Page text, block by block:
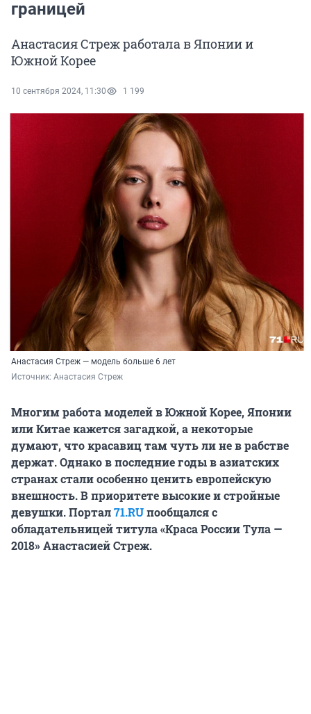
границей
Анастасия Стреж работала в Японии и
Южной Корее
10 сентября 2024, 11:30 1 199
Анастасия Стреж — модель больше 6 лет
Источник: Анастасия Стреж
Многим работамоделей в Южной Корее, Японии
или Китае кажется загадкой, а некоторые
думают, что красавиц там чуть ли не в рабстве
держат. Однако в последние годы в азиатских
странах стали особенно ценить европейскую
внешность. В приоритете высокие и стройные
девушки. Портал71.RUпообщался с
обладательницей титула «Краса России Тула —
2018» Анастасией Стреж.